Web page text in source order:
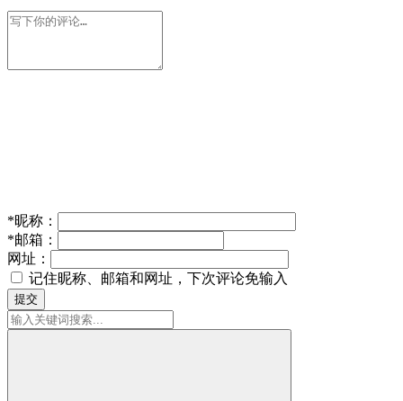
*昵称：
*邮箱：
网址：
记住昵称、邮箱和网址，下次评论免输入
提交